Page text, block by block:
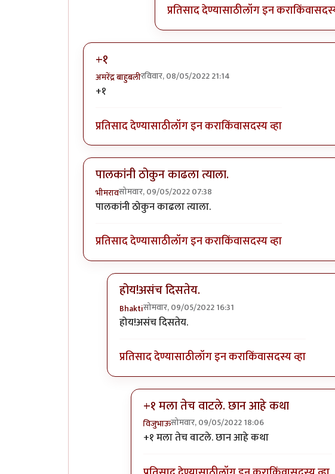
प्रतिसाद देण्यासाठीलॉग इन कराकिंवा
+१
अमरेंद्र बाहुबलीरविवार, 08/05/2022 21:14
+१
प्रतिसाद देण्यासाठीलॉग इन कराकिंवासदस्य व्हा
पालकांनी ठोकुन काढला त्याला.
भीमरावसोमवार, 09/05/2022 07:38
पालकांनी ठोकुन काढला त्याला.
प्रतिसाद देण्यासाठीलॉग इन कराकिंवासदस्य व्हा
होय!असंच दिसतेय.
Bhaktiसोमवार, 09/05/2022 16:31
In reply toपालकांनी ठोकुन काढला त्याला.
होय!असंच दिसतेय.
प्रतिसाद देण्यासाठीलॉग इन कराकिंवासदस्य व्हा
+१ मला तेच वाटले. छान आहे कथा
विजुभाऊसोमवार, 09/05/2022 18:06
In reply toहोय!असंच दिसतेय.by
+१ मला तेच वाटले. छान आहे कथा